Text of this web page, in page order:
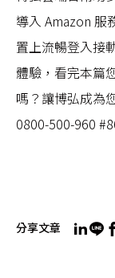
導入 Amazon 服
置上流暢登入接
體驗，看完本篇
嗎？讓博弘成為
0800-500-960
分享文章